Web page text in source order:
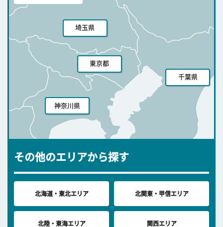
埼玉県
東京都
千葉県
神奈川県
その他のエリアから探す
北海道・東北エリア 北関東・甲信エリア
北陸・東海エリア 関西エリア